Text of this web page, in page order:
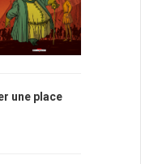
une place